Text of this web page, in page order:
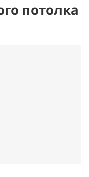
потолка